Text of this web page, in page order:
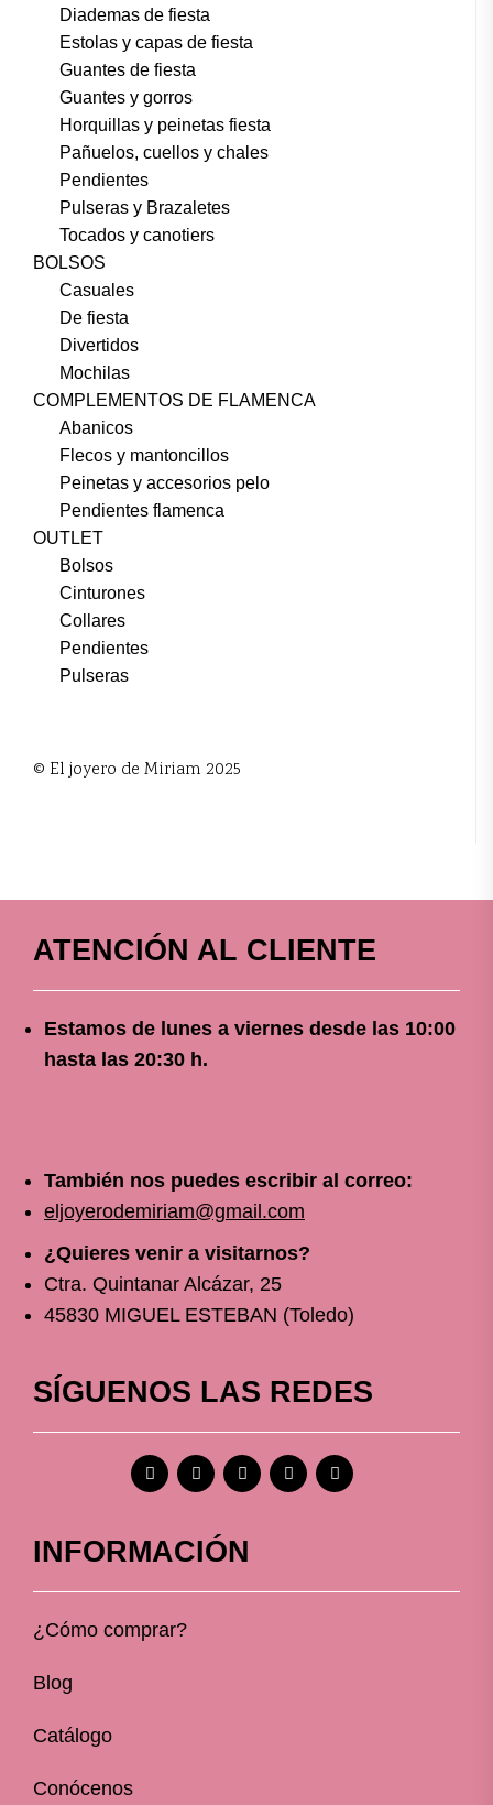
Diademas de fiesta
Estolas y capas de fiesta
Guantes de fiesta
Guantes y gorros
Horquillas y peinetas fiesta
Pañuelos, cuellos y chales
Pendientes
Pulseras y Brazaletes
Tocados y canotiers
BOLSOS
Casuales
De fiesta
Divertidos
Mochilas
COMPLEMENTOS DE FLAMENCA
Abanicos
Flecos y mantoncillos
Peinetas y accesorios pelo
Pendientes flamenca
OUTLET
Bolsos
Cinturones
Collares
Pendientes
Pulseras
© El joyero de Miriam 2025
ATENCIÓN AL CLIENTE
Estamos de lunes a viernes desde las 10:00
hasta las 20:30 h.
También nos puedes escribir al correo:
eljoyerodemiriam@gmail.com
¿Quieres venir a visitarnos?
Ctra. Quintanar Alcázar, 25
45830 MIGUEL ESTEBAN (Toledo)
SÍGUENOS LAS REDES
INFORMACIÓN
¿Cómo comprar?
Blog
Catálogo
Conócenos